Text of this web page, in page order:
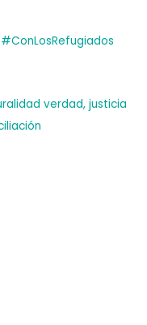
verdad, justicia